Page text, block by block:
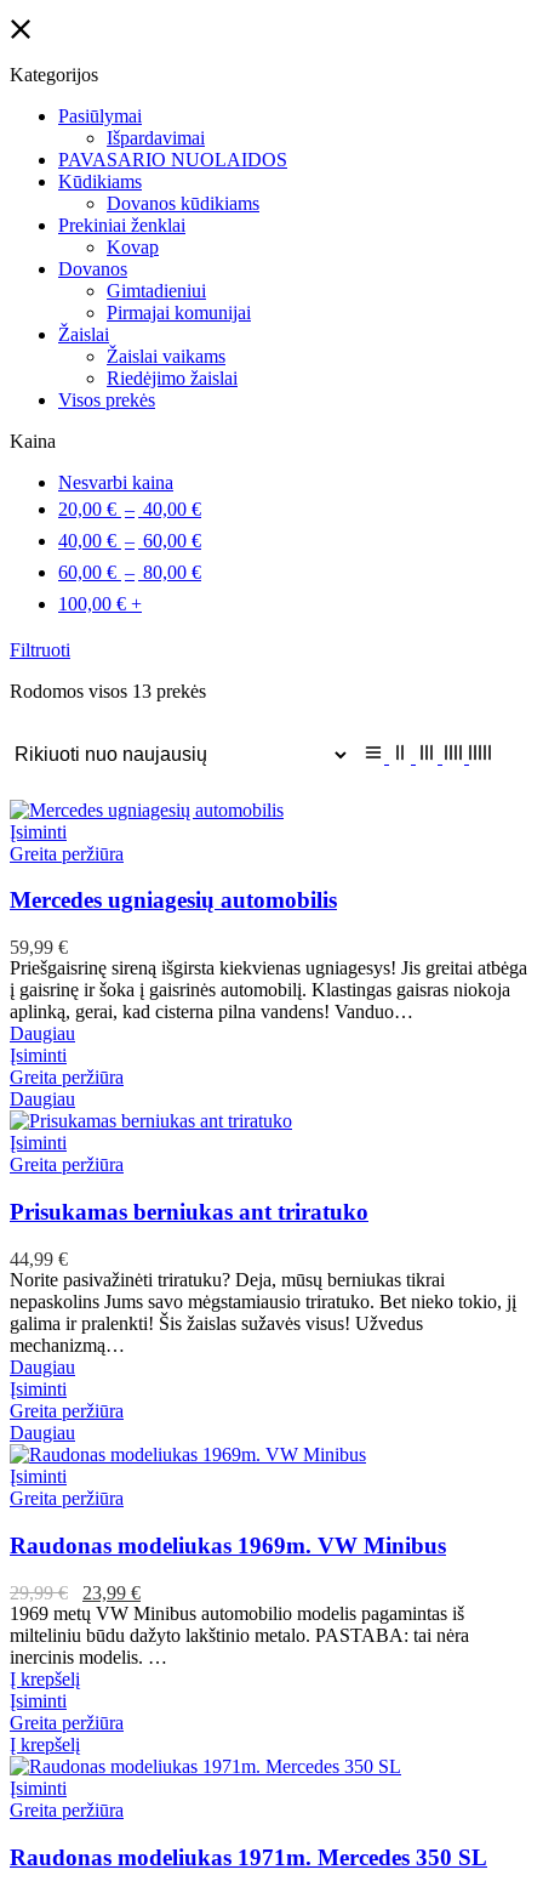
Kategorijos
Pasiūlymai
Išpardavimai
PAVASARIO NUOLAIDOS
Kūdikiams
Dovanos kūdikiams
Prekiniai ženklai
Kovap
Dovanos
Gimtadieniui
Pirmajai komunijai
Žaislai
Žaislai vaikams
Riedėjimo žaislai
Visos prekės
Kaina
Nesvarbi kaina
20,00 € – 40,00 €
40,00 € – 60,00 €
60,00 € – 80,00 €
100,00 € +
Filtruoti
Rodomos visos 13 prekės
Įsiminti
Greita peržiūra
Mercedes ugniagesių automobilis
59,99 €
Priešgaisrinę sireną išgirsta kiekvienas ugniagesys! Jis greitai atbėga
į gaisrinę ir šoka į gaisrinės automobilį. Klastingas gaisras niokoja
aplinką, gerai, kad cisterna pilna vandens! Vanduo…
Daugiau
Įsiminti
Greita peržiūra
Daugiau
Įsiminti
Greita peržiūra
Prisukamas berniukas ant triratuko
44,99 €
Norite pasivažinėti triratuku? Deja, mūsų berniukas tikrai
nepaskolins Jums savo mėgstamiausio triratuko. Bet nieko tokio, jį
galima ir pralenkti! Šis žaislas sužavės visus! Užvedus
mechanizmą…
Daugiau
Įsiminti
Greita peržiūra
Daugiau
Įsiminti
Greita peržiūra
Raudonas modeliukas 1969m. VW Minibus
29,99€ 23,99 €
1969 metų VW Minibus automobilio modelis pagamintas iš
milteliniu būdu dažyto lakštinio metalo. PASTABA: tai nėra
inercinis modelis. …
Į krepšelį
Įsiminti
Greita peržiūra
Į krepšelį
Įsiminti
Greita peržiūra
Raudonas modeliukas 1971m. Mercedes 350 SL